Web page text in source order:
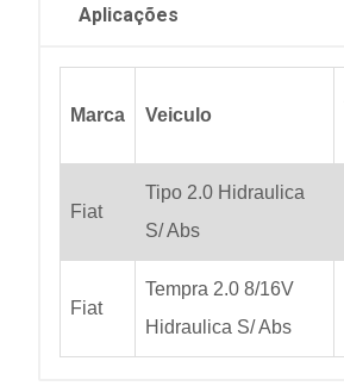
Aplicações
Marca Veiculo
Fiat
Tipo 2.0 Hidraulica
S/ Abs
Fiat
Tempra 2.0 8/16V
Hidraulica S/ Abs